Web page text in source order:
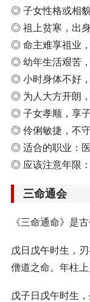
◎ 子女性格或相
◎ 祖上贫寒，出
◎ 命主难享祖业
◎ 幼年生活艰苦
◎ 小时身体不好
◎ 为人大方开朗
◎ 子女孝顺，享
◎ 伶俐敏捷，不
◎ 适合的职业：
◎ 应该注意年限
三命通会
《三命通命》是
戊日戊午时生，
僧道之命。年柱
戊子日戊午时生